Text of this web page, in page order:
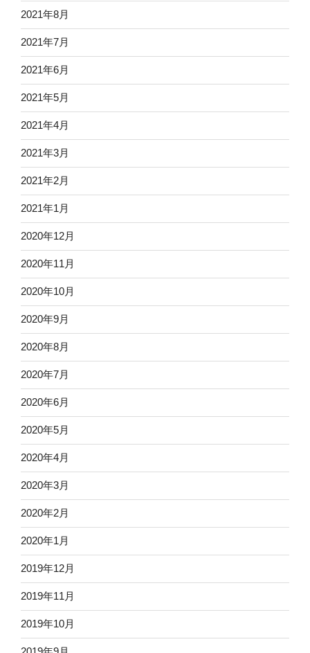
2021年8月
2021年7月
2021年6月
2021年5月
2021年4月
2021年3月
2021年2月
2021年1月
2020年12月
2020年11月
2020年10月
2020年9月
2020年8月
2020年7月
2020年6月
2020年5月
2020年4月
2020年3月
2020年2月
2020年1月
2019年12月
2019年11月
2019年10月